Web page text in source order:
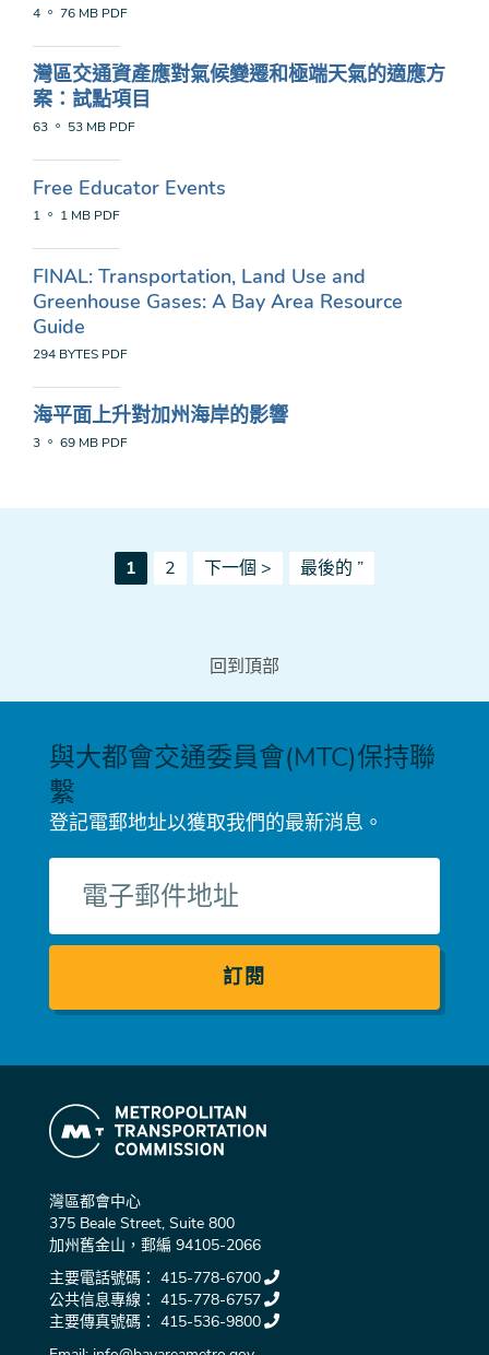
4 。 76 MB PDF
灣區交通資產應對氣候變遷和極端天氣的適應方
案：試點項目
63 。 53 MB PDF
Free Educator Events
1 。 1 MB PDF
FINAL: Transportation, Land Use and
Greenhouse Gases: A Bay Area Resource
Guide
294 BYTES PDF
海平面上升對加州海岸的影響
3 。 69 MB PDF
Pagination
當
前
1 頁
2
下
一
下一個 >
最
後
最後的 ”
回到頂部
與大都會交通委員會(MTC)保持聯
繫
登記電郵地址以獲取我們的最新消息。
郵
件
灣區都會中心
375 Beale Street, Suite 800
加州舊金山，郵編 94105-2066
主要電話號碼： 415-778-6700
公共信息專線： 415-778-6757
主要傳真號碼： 415-536-9800